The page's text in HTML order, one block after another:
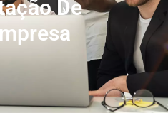
De